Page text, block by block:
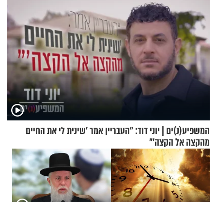
המשפיע(נ)ים | יוני דוד: "העבריין אמר 'שינית לי את החיים
מהקצה אל הקצה'"